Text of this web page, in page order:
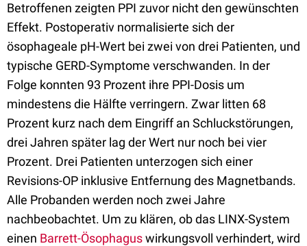
Betroffenen zeigten PPI zuvor nicht den gewünschten
Effekt. Postoperativ normalisierte sich der
ösophageale pH-Wert bei zwei von drei Patienten, und
typische GERD-Symptome verschwanden. In der
Folge konnten 93 Prozent ihre PPI-Dosis um
mindestens die Hälfte verringern. Zwar litten 68
Prozent kurz nach dem Eingriff an Schluckstörungen,
drei Jahren später lag der Wert nur noch bei vier
Prozent. Drei Patienten unterzogen sich einer
Revisions-OP inklusive Entfernung des Magnetbands.
Alle Probanden werden noch zwei Jahre
nachbeobachtet. Um zu klären, ob das LINX-System
einen Barrett-Ösophaguswirkungsvoll verhindert, wird